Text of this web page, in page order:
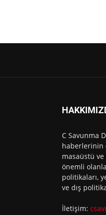
C Savunma
haberlerinin
masaüstü
önemli
politikaları,
ve dış
İletişim: